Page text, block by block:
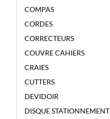
COMPAS
CORDES
CORRECTEURS
COUVRE CAHIERS
CRAIES
CUTTERS
DEVIDOIR
DISQUE STATIONNEMENT